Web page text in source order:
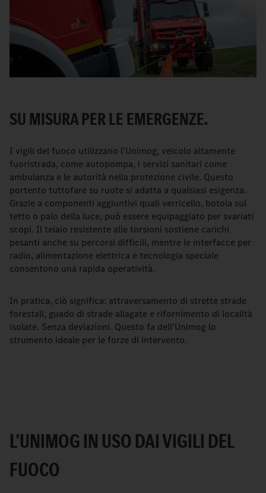
SU MISURA PER LE EMERGENZE.
I vigili del fuoco utilizzano l'Unimog, veicolo altamente
fuoristrada, come autopompa, i servizi sanitari come
ambulanza e le autorità nella protezione civile. Questo
portento tuttofare su ruote si adatta a qualsiasi esigenza.
Grazie a componenti aggiuntivi quali verricello, botola sul
tetto o palo della luce, può essere equipaggiato per svariati
scopi. Il telaio resistente alle torsioni sostiene carichi
pesanti anche su percorsi difficili, mentre le interfacce per
radio, alimentazione elettrica e tecnologia speciale
consentono una rapida operatività.
In pratica, ciò significa: attraversamento di strette strade
forestali, guado di strade allagate e rifornimento di località
isolate. Senza deviazioni. Questo fa dell'Unimog lo
strumento ideale per le forze di intervento.
L'UNIMOG IN USO DAI VIGILI DEL
FUOCO